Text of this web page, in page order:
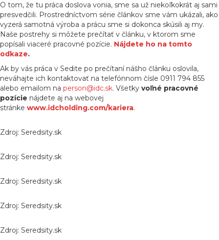
O tom, že tu práca doslova vonia, sme sa už niekoľkokrát aj sami
presvedčili. Prostredníctvom série článkov sme vám ukázali, ako
vyzerá samotná výroba a prácu sme si dokonca skúsili aj my.
Naše postrehy si môžete prečítať v článku, v ktorom sme
popísali viaceré pracovné pozície. Nájdete ho na tomto
odkaze.
Ak by vás práca v Sedite po prečítaní nášho článku oslovila,
neváhajte ich kontaktovať na telefónnom čísle 0911 794 855
alebo emailom na person@idc.sk. Všetky voľné pracovné
pozície nájdete aj na webovej
stránke www.idcholding.com/kariera.
Zdroj: Seredsity.sk
Zdroj: Seredsity.sk
Zdroj: Seredsity.sk
Zdroj: Seredsity.sk
Zdroj: Seredsity.sk